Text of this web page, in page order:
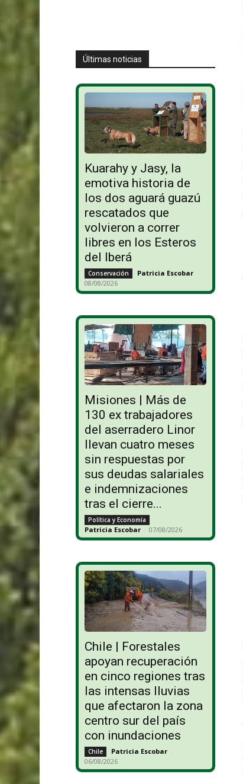
Últimas noticias
Kuarahy y Jasy, la
emotiva historia de
los dos aguará guazú
rescatados que
volvieron a correr
libres en los Esteros
del Iberá
Conservación Patricia Escobar -
08/08/2026
Misiones | Más de
130 ex trabajadores
del aserradero Linor
llevan cuatro meses
sin respuestas por
sus deudas salariales
e indemnizaciones
tras el cierre...
Política y Economía
Patricia Escobar - 07/08/2026
Chile | Forestales
apoyan recuperación
en cinco regiones tras
las intensas lluvias
que afectaron la zona
centro sur del país
con inundaciones
Chile Patricia Escobar -
06/08/2026